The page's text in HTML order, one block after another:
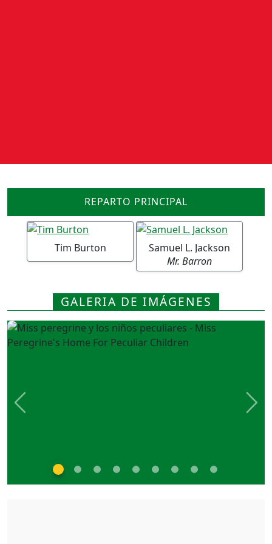
REPARTO PRINCIPAL
Tim Burton
Samuel L. Jackson
Mr. Barron
GALERIA DE IMÁGENES
Previous Next